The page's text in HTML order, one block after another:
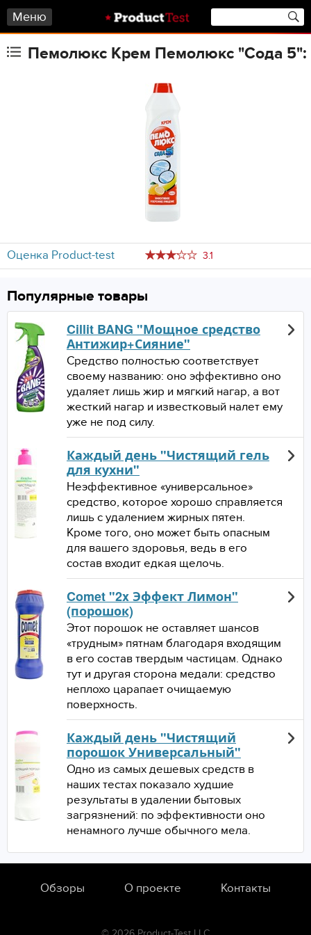
Меню
Пемолюкс Крем Пемолюкс "Сода 5":
Оценка Product-test 3.1
Популярные товары
Cillit BANG "Мощное средство
Антижир+Сияние"
Средство полностью соответствует
своему названию: оно эффективно оно
удаляет лишь жир и мягкий нагар, а вот
жесткий нагар и известковый налет ему
уже не под силу.
Каждый день "Чистящий гель
для кухни"
Неэффективное «универсальное»
средство, которое хорошо справляется
лишь с удалением жирных пятен.
Кроме того, оно может быть опасным
для вашего здоровья, ведь в его
состав входит едкая щелочь.
Comet "2x Эффект Лимон"
(порошок)
Этот порошок не оставляет шансов
«трудным» пятнам благодаря входящим
в его состав твердым частицам. Однако
тут и другая сторона медали: средство
неплохо царапает очищаемую
поверхность.
Каждый день "Чистящий
порошок Универсальный"
Одно из самых дешевых средств в
наших тестах показало худшие
результаты в удалении бытовых
загрязнений: по эффективности оно
ненамного лучше обычного мела.
Обзоры О проекте Контакты